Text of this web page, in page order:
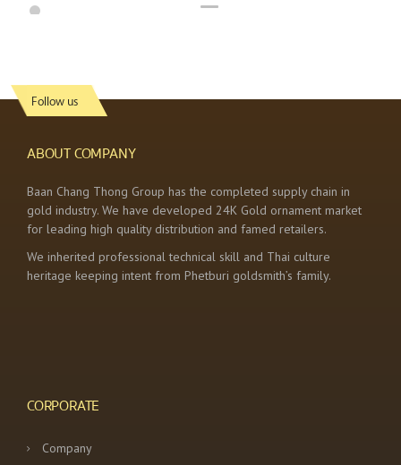
Follow us
ABOUT COMPANY
Baan Chang Thong Group has the completed supply chain in
gold industry. We have developed 24K Gold ornament market
for leading high quality distribution and famed retailers.
We inherited professional technical skill and Thai culture
heritage keeping intent from Phetburi goldsmith’s family.
CORPORATE
Company